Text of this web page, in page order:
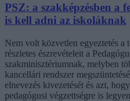
PSZ: a szakképzésben a
is kell adni az iskoláknak
Nem volt közvetlen egyeztetés a
részletes észrevételeit a
szakminisztériumnak, melyben
kancellári rendszer
elnevezés kivezetését és azt,
pedagógusi végzettségre is